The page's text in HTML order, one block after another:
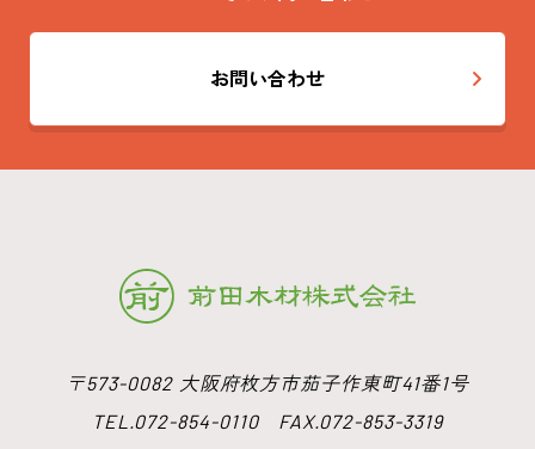
お問い合わせ
〒573-0082 大阪府枚方市茄子作東町41番1号
TEL.072-854-0110 FAX.072-853-3319